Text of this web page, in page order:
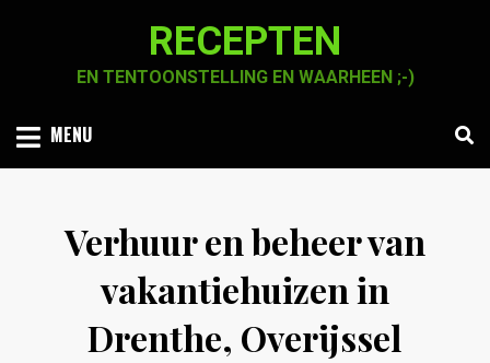
RECEPTEN
EN TENTOONSTELLING EN WAARHEEN ;-)
MENU
Verhuur en beheer van
vakantiehuizen in
Drenthe, Overijssel